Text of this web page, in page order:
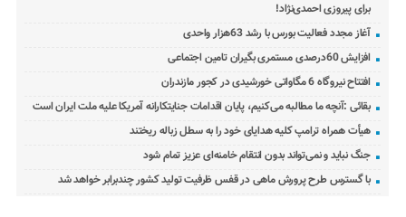
برای پیروزی احمدی‌نژاد!
آغاز مجدد فعالیت بورس با رشد 63هزار واحدی
افزایش 60درصدی مستمری بگیران تامین اجتماعی
افتتاح نیروگاه 6 مگاواتی خورشیدی در کجور مازندران
بقائی :آنچه ما مطالبه می‌کنیم، پایان اقدامات جنایتکارانه آمریکا علیه ملت ایران است
هیأت همراه ترامپ کلیه هدایای خود را به سطل زباله ریختند
جنگ نباید و نمی‌تواند بدون انتقام خامنه‌ای عزیز تمام شود
با گسترس طرح پرورش ماهی در قفس ظرفیت تولید کشور چندبرابر خواهد شد